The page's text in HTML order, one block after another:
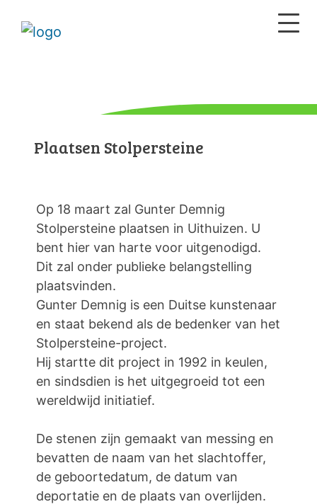
Plaatsen Stolpersteine
Op 18 maart zal Gunter Demnig
Stolpersteine plaatsen in Uithuizen. U
bent hier van harte voor uitgenodigd.
Dit zal onder publieke belangstelling
plaatsvinden.
Gunter Demnig is een Duitse kunstenaar
en staat bekend als de bedenker van het
Stolpersteine-project.
Hij startte dit project in 1992 in keulen,
en sindsdien is het uitgegroeid tot een
wereldwijd initiatief.
De stenen zijn gemaakt van messing en
bevatten de naam van het slachtoffer,
de geboortedatum, de datum van
deportatie en de plaats van overlijden.